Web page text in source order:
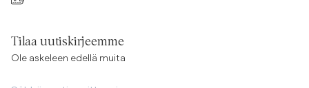
Tilaa uutiskirjeemme
Ole askeleen edellä muita